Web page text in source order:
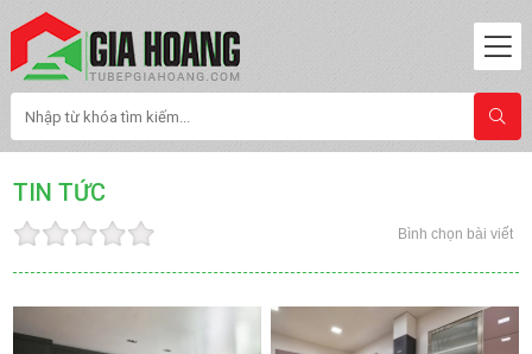
TIN TỨC
Bình chọn bài viết